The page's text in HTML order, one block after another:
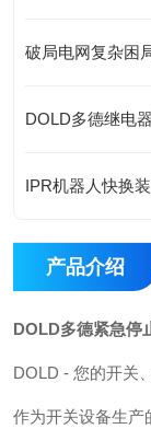
DOLD多德继电
产品介绍
DOLD多德紧急停
DOLD - 您的开关
作为开关设备生产